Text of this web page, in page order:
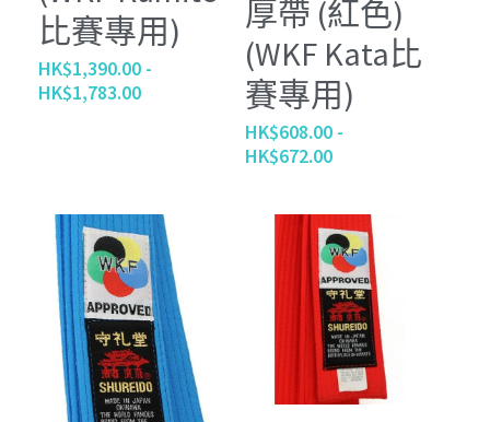
比賽專用)
HK$1,390.00 -
HK$1,783.00
厚帶 (紅色)
(WKF Kata比
賽專用)
HK$608.00 -
HK$672.00